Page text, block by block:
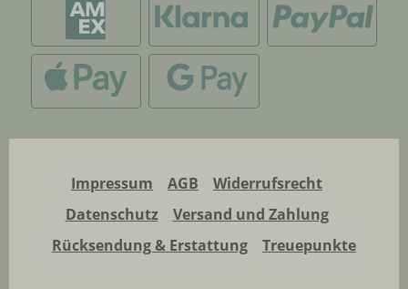
Impressum AGB
Widerrufsrecht
Datenschutz
Versand und Zahlung
Rücksendung & Erstattung
Treuepunkte